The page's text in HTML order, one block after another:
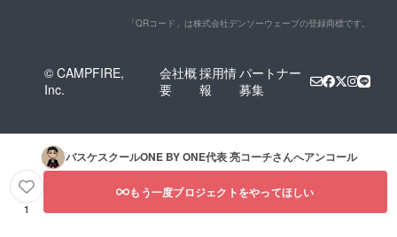
「QRコード」は株式会社デンソーウェーブの登録商標です。
© CAMPFIRE,
Inc.
会社概
要
採用情
報
パートナー
募集
バスケスクールONE BY ONE代表 亮コーチさんへアンコール
1
もう一度プロジェクトをやってほしい